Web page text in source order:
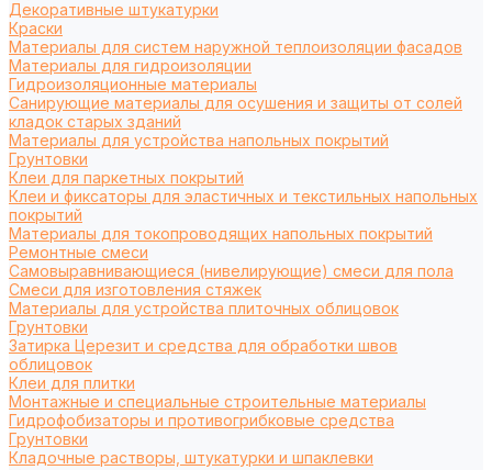
Декоративные штукатурки
Краски
Материалы для систем наружной теплоизоляции фасадов
Материалы для гидроизоляции
Гидроизоляционные материалы
Санирующие материалы для осушения и защиты от солей
кладок старых зданий
Материалы для устройства напольных покрытий
Грунтовки
Клеи для паркетных покрытий
Клеи и фиксаторы для эластичных и текстильных напольных
покрытий
Материалы для токопроводящих напольных покрытий
Ремонтные смеси
Самовыравнивающиеся (нивелирующие) смеси для пола
Смеси для изготовления стяжек
Материалы для устройства плиточных облицовок
Грунтовки
Затирка Церезит и средства для обработки швов
облицовок
Клеи для плитки
Монтажные и специальные строительные материалы
Гидрофобизаторы и противогрибковые средства
Грунтовки
Кладочные растворы, штукатурки и шпаклевки